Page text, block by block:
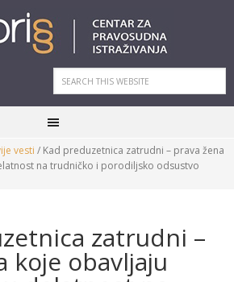
vesti / Kad preduzetnica zatrudni – prava žena
na trudničko i porodiljsko odsustvo
zatrudni –
koje obavljaju